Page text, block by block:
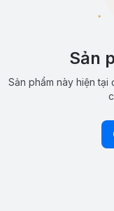
Sản
Sản phẩm này hiện